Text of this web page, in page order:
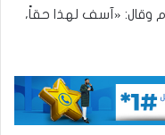
وقال: «آسف لهذا حقاً،